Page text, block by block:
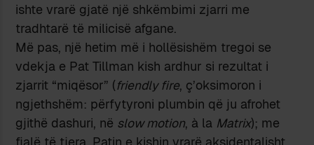
ishte vrarë gjatë një shkëmbimi zjarri me
tradhtarë të milicisë afgane.
Më pas, një hetim më i hollësishëm tregoi se
vdekja e Pat Tillman kish ardhur si rezultat i
zjarrit “miqësor” (friendly fire, ç’oksimoron i
ngjethshëm: përfytyroni plumbin që ju afrohet
gjithë dashuri, në slow motion, à la Matrix); me